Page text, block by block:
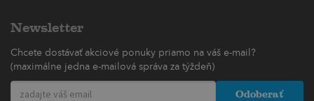
Newsletter
Chcete dostávať akciové ponuky priamo na váš e-mail?
(maximálne jedna e-mailová správa za týždeň)
Odoberať